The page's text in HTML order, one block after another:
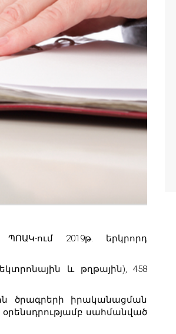
ում 2019թ. երկրորդ
և թղթային), 458
ծրագրերի իրականացման
օրենսդրությամբ սահմանված